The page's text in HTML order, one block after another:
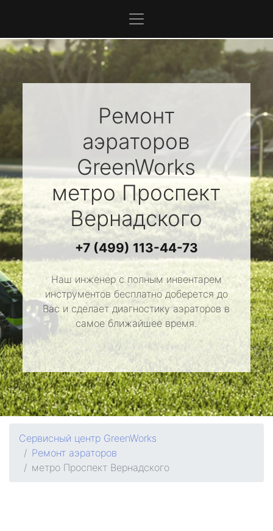
Ремонт
аэраторов
GreenWorks
метро Проспект
Вернадского
+7 (499) 113-44-73
Наш инженер с полным инвентарем
инструментов бесплатно доберется до
Вас и сделает диагностику аэраторов в
самое ближайшее время.
Сервисный центр GreenWorks
Ремонт аэраторов
метро Проспект Вернадского